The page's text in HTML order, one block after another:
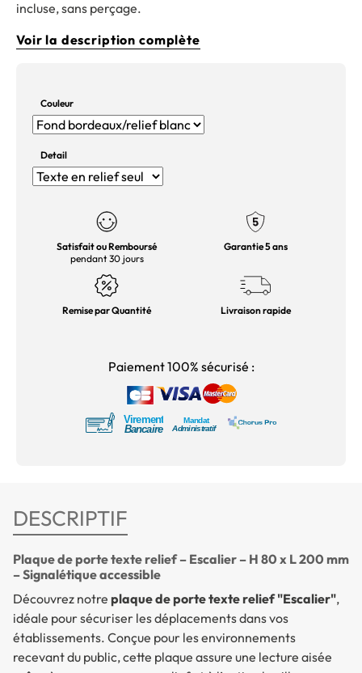
incluse, sans perçage.
Voir la description complète
Couleur
Detail
Satisfait ou Remboursé
pendant 30 jours
Garantie 5 ans
Remise par Quantité Livraison rapide
Paiement 100% sécurisé :
DESCRIPTIF
Plaque de porte texte relief – Escalier – H 80 x L 200 mm
– Signalétique accessible
Découvrez notre plaque de porte texte relief "Escalier",
idéale pour sécuriser les déplacements dans vos
établissements. Conçue pour les environnements
recevant du public, cette plaque assure une lecture aisée